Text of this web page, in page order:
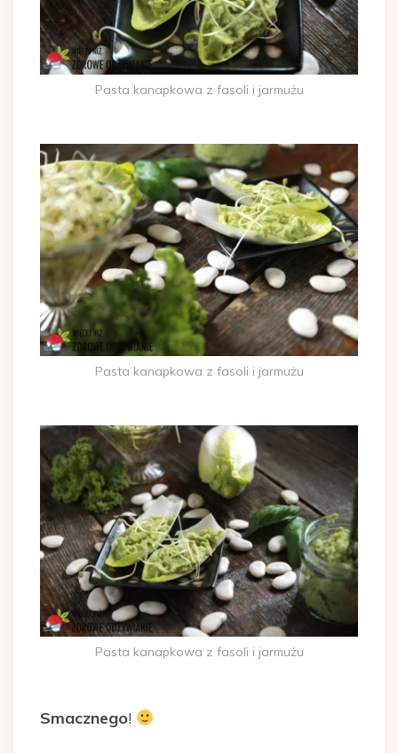
Pasta kanapkowa z fasoli i jarmużu
Pasta kanapkowa z fasoli i jarmużu
Pasta kanapkowa z fasoli i jarmużu
Smacznego!